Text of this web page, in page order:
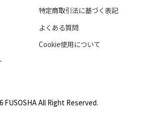
特定商取引法に基づく表記
よくある質問
Cookie使用について
FUSOSHA All Right Reserved.